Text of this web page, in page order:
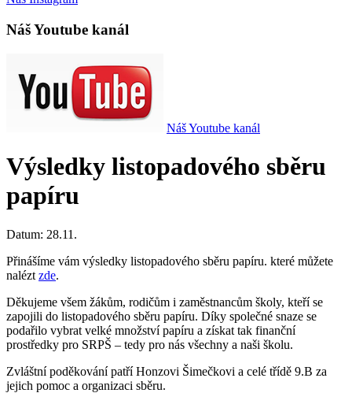
Náš Youtube kanál
Náš Youtube kanál
Výsledky listopadového sběru
papíru
Datum: 28.11.
Přinášíme vám výsledky listopadového sběru papíru. které můžete
nalézt zde.
Děkujeme všem žákům, rodičům i zaměstnancům školy, kteří se
zapojili do listopadového sběru papíru. Díky společné snaze se
podařilo vybrat velké množství papíru a získat tak finanční
prostředky pro SRPŠ – tedy pro nás všechny a naši školu.
Zvláštní poděkování patří Honzovi Šimečkovi a celé třídě 9.B za
jejich pomoc a organizaci sběru.